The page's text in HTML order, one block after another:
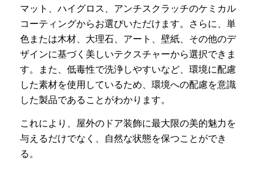
マット、ハイグロス、アンチスクラッチのケミカル
コーティングからお選びいただけます。さらに、単
色または木材、大理石、アート、壁紙、その他のデ
ザインに基づく美しいテクスチャーから選択できま
す。また、低毒性で洗浄しやすいなど、環境に配慮
した素材を使用しているため、環境への配慮を意識
した製品であることがわかります。
これにより、屋外のドア装飾に最大限の美的魅力を
与えるだけでなく、自然な状態を保つことができ
る。